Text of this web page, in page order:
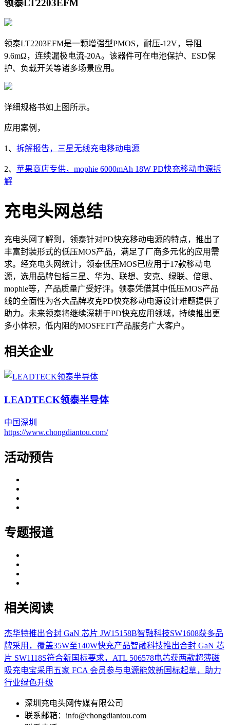
领泰LT2203EFM
领泰LT2203EFM是一颗增强型PMOS，耐压-12V，导阻
9.6mΩ，连续漏极电流-20A。该器件可在电池保护、ESD保
护、负载开关等诸多场景应用。
详细规格书如上图所示。
应用案例，
1、 拆解报告，三星无线充电移动电源
2、 苹果商店专供，mophie 6000mAh 18W PD快充移动电源拆
解
充电头网总结
充电头网了解到，领泰针对PD快充移动电源的特点，推出了
丰富封装形式的低压MOS产品，满足了厂商多元化的应用需
求。经充电头网统计，领泰低压MOS已应用于17款移动电
源，选用品牌包括三星、华为、联想、安克、绿联、倍思、
mophie等，产品质量广受好评。领泰凭借其中低压MOS产品
线的全面性为各大品牌攻克PD快充移动电源设计难题提供了
助力。未来领泰将继续深耕于PD快充应用领域，持续推出更
多小体积，低内阻的MOSFEFT产品服务广大客户。
相关企业
LEADTECK领泰半导体
中国深圳
https://www.chongdiantou.com/
活动预告
专题报道
相关阅读
杰华特推出合封 GaN 芯片 JW15158B智融科技SW1608获多品
牌采用，覆盖35W至140W快充产品智融科技推出合封 GaN 芯
片 SW1118S符合新国标要求，ATL 506578电芯获两款超薄磁
吸充电宝采用 五家 FCA 会员参与电源能效新国标起草，助力
行业绿色升级
深圳充电头网传媒有限公司
联系邮箱：info@chongdiantou.com